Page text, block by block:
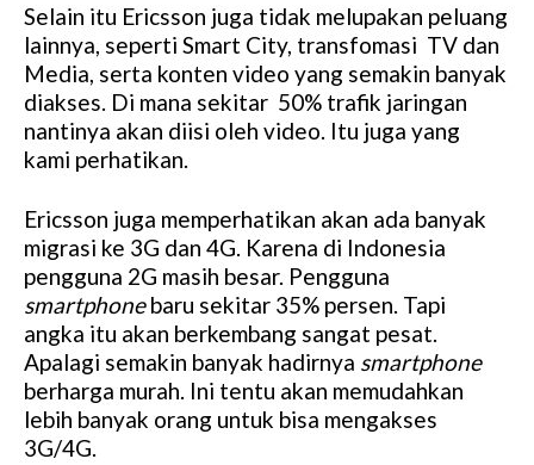
Selain itu Ericsson juga tidak melupakan peluang
lainnya, seperti Smart City, transfomasi TV dan
Media, serta konten video yang semakin banyak
diakses. Di mana sekitar 50% trafik jaringan
nantinya akan diisi oleh video. Itu juga yang
kami perhatikan.
Ericsson juga memperhatikan akan ada banyak
migrasi ke 3G dan 4G. Karena di Indonesia
pengguna 2G masih besar. Pengguna
smartphonebaru sekitar 35% persen. Tapi
angka itu akan berkembang sangat pesat.
Apalagi semakin banyak hadirnya smartphone
berharga murah. Ini tentu akan memudahkan
lebih banyak orang untuk bisa mengakses
3G/4G.